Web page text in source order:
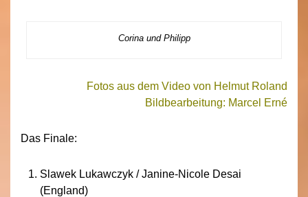
Corina und Philipp
Fotos aus dem Video von Helmut Roland
Bildbearbeitung: Marcel Erné
Das Finale:
Slawek Lukawczyk / Janine-Nicole Desai
(England)